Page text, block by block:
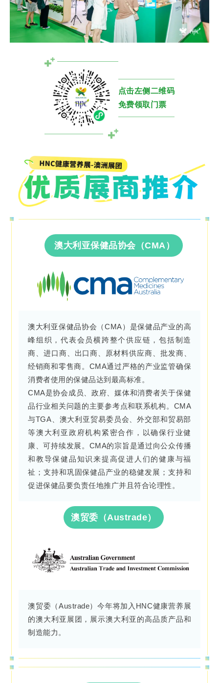
点击左侧二维码
免费领取门票
澳大利亚保健品协会（CMA）
澳大利亚保健品协会（CMA）是保健品产业的高
峰组织，代表会员横跨整个供应链，包括制造
商、进口商、出口商、原材料供应商、批发商、
经销商和零售商。CMA通过严格的产业监管确保
消费者使用的保健品达到最高标准。
CMA是协会成员、政府、媒体和消费者关于保健
品行业相关问题的主要参考点和联系机构。CMA
与TGA、澳大利亚贸易委员会、外交部和贸易部
等澳大利亚政府机构紧密合作，以确保行业健
康、可持续发展。CMA的宗旨是通过向公众传播
和教导保健品知识来提高促进人们的健康与福
祉；支持和巩固保健品产业的稳健发展；支持和
促进保健品要负责任地推广并且符合论理性。
澳贸委（Austrade）
澳贸委（Austrade）今年将加入HNC健康营养展
的澳大利亚展团，展示澳大利亚的高品质产品和
制造能力。